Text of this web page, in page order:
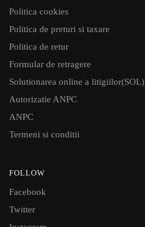
Politica cookies
Politica de preturi si taxare
Politica de retur
Formular de retragere
Solutionarea online a litigiilor(SOL)
Autorizatie ANPC
ANPC
Termeni si conditii
FOLLOW
Facebook
Twitter